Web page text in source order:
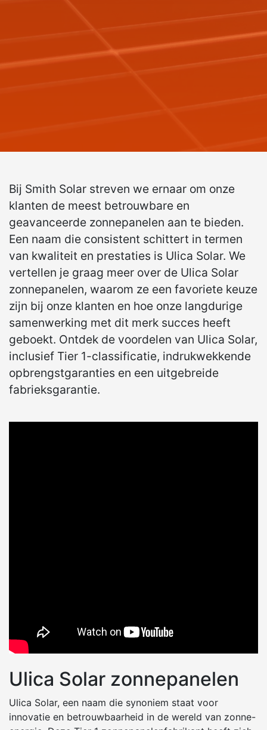
Bij Smith Solar streven we ernaar om onze
klanten de meest betrouwbare en
geavanceerde zonnepanelen aan te bieden.
Een naam die consistent schittert in termen
van kwaliteit en prestaties is Ulica Solar. We
vertellen je graag meer over de Ulica Solar
zonnepanelen, waarom ze een favoriete keuze
zijn bij onze klanten en hoe onze langdurige
samenwerking met dit merk succes heeft
geboekt. Ontdek de voordelen van Ulica Solar,
inclusief Tier 1-classificatie, indrukwekkende
opbrengstgaranties en een uitgebreide
fabrieksgarantie.
Ulica Solar zonnepanelen
Ulica Solar, een naam die synoniem staat voor
innovatie en betrouwbaarheid in de wereld van zonne-